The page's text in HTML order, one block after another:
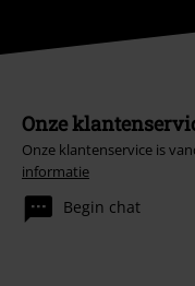
Onze
Onze klantenservice is
informatie
Begin chat